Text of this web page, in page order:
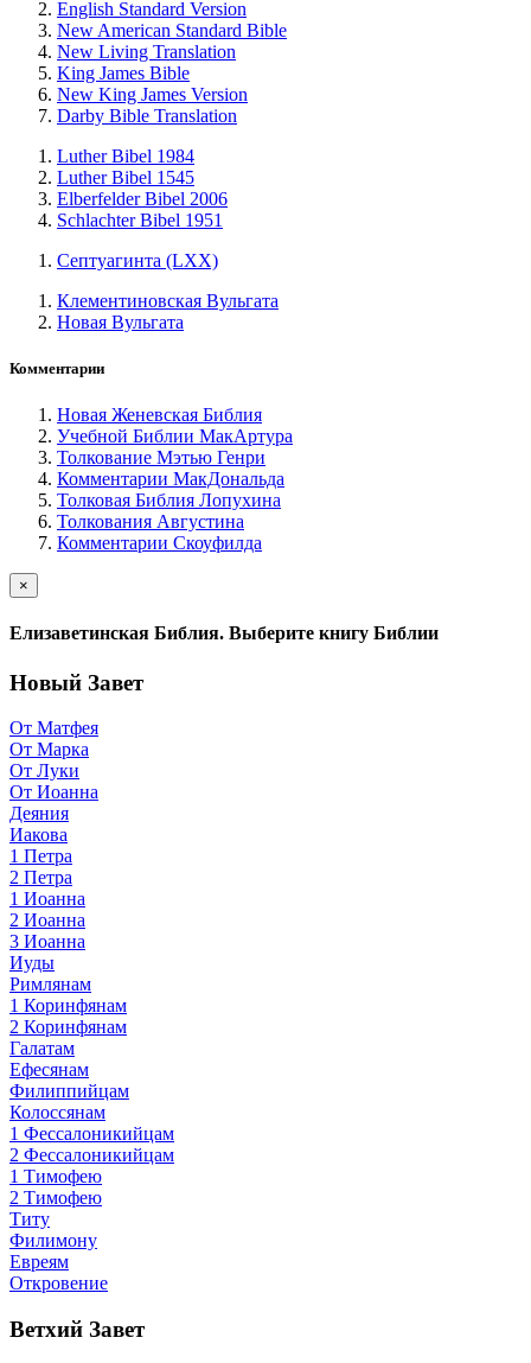
English Standard Version
New American Standard Bible
New Living Translation
King James Bible
New King James Version
Darby Bible Translation
Luther Bibel 1984
Luther Bibel 1545
Elberfelder Bibel 2006
Schlachter Bibel 1951
Септуагинта (LXX)
Клементиновская Вульгата
Новая Вульгата
Комментарии
Новая Женевская Библия
Учебной Библии МакАртура
Толкование Мэтью Генри
Комментарии МакДональда
Толковая Библия Лопухина
Толкования Августина
Комментарии Скоуфилда
×
Елизаветинская Библия. Выберите книгу Библии
Новый Завет
От Матфея
От Марка
От Луки
От Иоанна
Деяния
Иакова
1 Петра
2 Петра
1 Иоанна
2 Иоанна
3 Иоанна
Иуды
Римлянам
1 Коринфянам
2 Коринфянам
Галатам
Ефесянам
Филиппийцам
Колоссянам
1 Фессалоникийцам
2 Фессалоникийцам
1 Тимофею
2 Тимофею
Титу
Филимону
Евреям
Откровение
Ветхий Завет